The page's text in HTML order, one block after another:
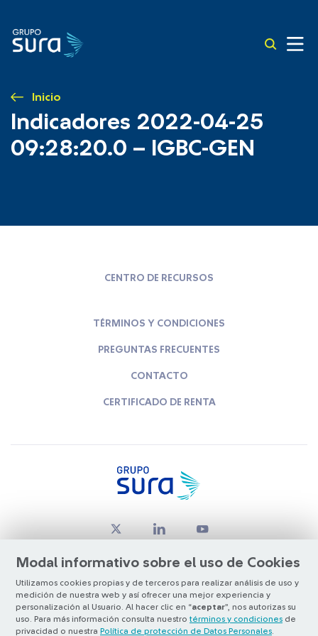
Inicio
Indicadores 2022-04-25
09:28:20.0 – IGBC-GEN
Modal informativo sobre el uso de Cookies
Utilizamos cookies propias y de terceros para realizar análisis de uso y
medición de nuestra web y así ofrecer una mejor experiencia y
personalización al Usuario. Al hacer clic en “aceptar”, nos autorizas su
uso. Para más información consulta nuestro términos y condiciones de
privacidad o nuestra Política de protección de Datos Personales
CENTRO DE RECURSOS
TÉRMINOS Y CONDICIONES
PREGUNTAS FRECUENTES
CONTACTO
CERTIFICADO DE RENTA
© Copyright Grupo SURA 2026